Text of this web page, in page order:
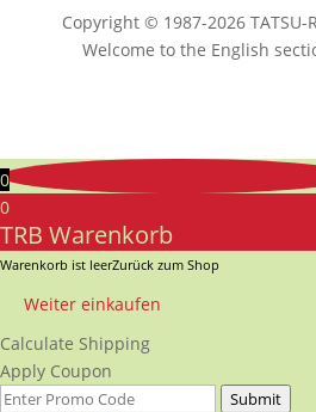
Copyright © 1987-2026 TATSU-
Welcome to the English
0
0
TRB Warenkorb
Warenkorb ist leerZurück zum Shop
Weiter einkaufen
Calculate Shipping
Apply Coupon
Submit